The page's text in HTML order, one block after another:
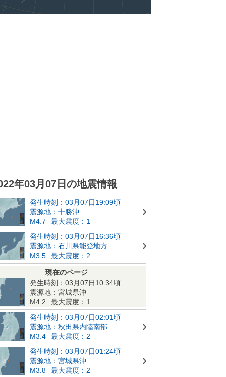
年03月07日の地震情報
発生時刻：03月07日19:09頃
震源地：十勝沖
M4.7
最大震度：1
発生時刻：03月07日16:36頃
震源地：石川県能登地方
M3.5
最大震度：2
現在のページ
発生時刻：03月07日10:34頃
震源地：宮城県沖
M4.2
最大震度：1
発生時刻：03月07日02:01頃
震源地：秋田県内陸南部
M3.4
最大震度：2
発生時刻：03月07日01:24頃
震源地：宮城県沖
M3.8
最大震度：2